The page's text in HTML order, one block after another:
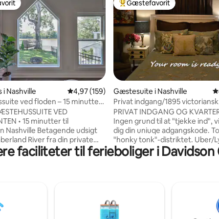
bedømmelse, 363 omtaler
Nashville 4,97 ud af 5 i gennemsnitlig bedømmelse,
4,97 (159)
ved floden – 15 minutter
VED
• 15 minutter til
Nashville Betagende udsigt
River fra din private
din fuldt indhegnede have.
retreat ved vandet
🌊 Privat terrasse ved vandet
over floden 🚣🏻 🐾 Fuldt
Bedste gæstefavorit
Gæstefavorit
Gæstesuite i Nashville
Privat indgang/1895 victoriansk
PRIVAT INDGANG OG
Ingen grund til at "tjekke ind",
dig din uniuqe adgangskode.
"honky tonk"-distriktet. Uber/
i gennemsnit 7 dollars til
tag en bybus (hvert 30. minut).
chokoladefabrik, tre blokke fra
hektar stor park med miles af
asfalterede stier, to golfbaner,
faciliteter til ferieboliger i Davidson